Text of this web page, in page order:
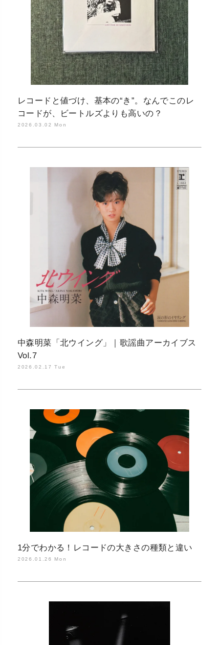
レコードと値づけ、基本の“き”。なんでこのレ
コードが、ビートルズよりも高いの？
2026.03.02 Mon
中森明菜「北ウイング」｜歌謡曲アーカイブス
Vol.7
2026.02.17 Tue
1分でわかる！レコードの大きさの種類と違い
2026.01.26 Mon